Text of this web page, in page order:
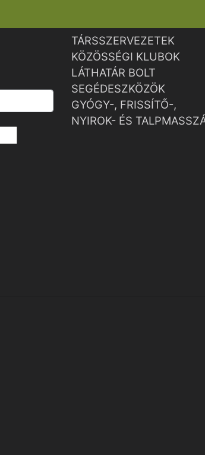
TÁRSSZERVEZETEK
KÖZÖSSÉGI KLUBOK
LÁTHATÁR BOLT
SEGÉDESZKÖZÖK
GYÓGY-, FRISSÍTŐ-,
NYIROK- ÉS